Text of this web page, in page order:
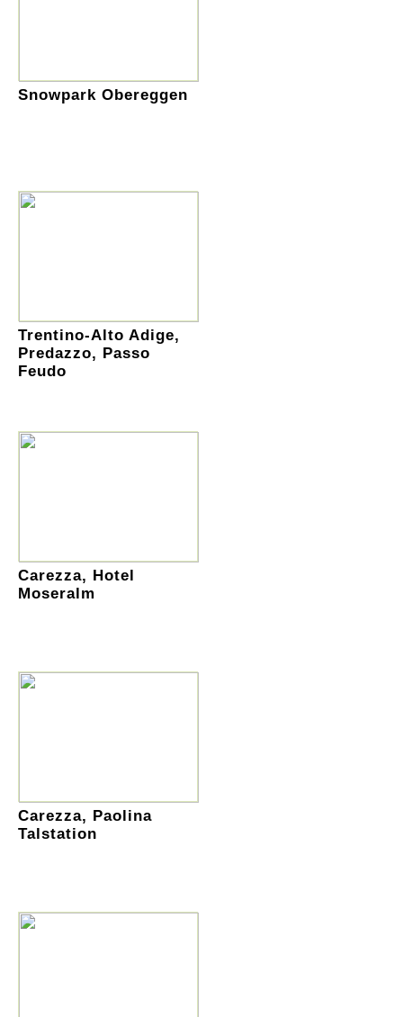
Snowpark Obereggen
Trentino-Alto Adige,
Predazzo, Passo
Feudo
Carezza, Hotel
Moseralm
Carezza, Paolina
Talstation